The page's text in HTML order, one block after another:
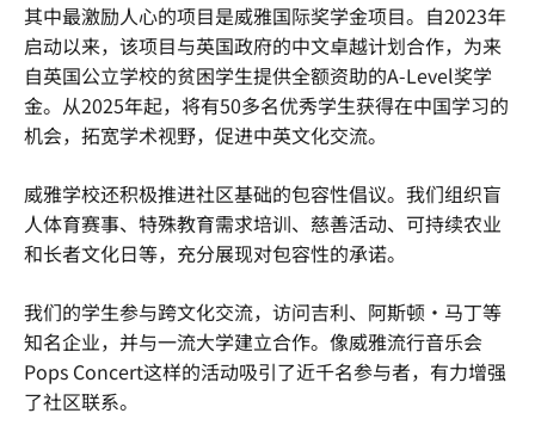
其中最激励人心的项目是威雅国际奖学金项目。自2023年
启动以来，该项目与英国政府的中文卓越计划合作，为来
自英国公立学校的贫困学生提供全额资助的A-Level奖学
金。从2025年起，将有50多名优秀学生获得在中国学习的
机会，拓宽学术视野，促进中英文化交流。
威雅学校还积极推进社区基础的包容性倡议。我们组织盲
人体育赛事、特殊教育需求培训、慈善活动、可持续农业
和长者文化日等，充分展现对包容性的承诺。
我们的学生参与跨文化交流，访问吉利、阿斯顿·马丁等
知名企业，并与一流大学建立合作。像威雅流行音乐会
Pops Concert这样的活动吸引了近千名参与者，有力增强
了社区联系。